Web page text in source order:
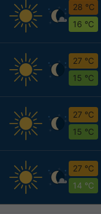
28 °C
16 °C
27 °C
15 °C
27 °C
15 °C
27 °C
14 °C